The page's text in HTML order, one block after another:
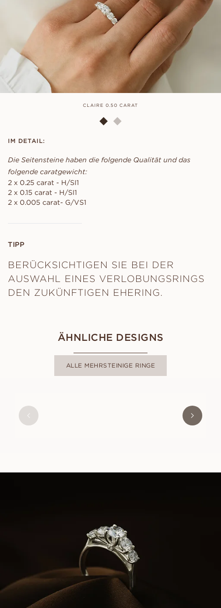
CLAIRE 0.50 CARAT
IM DETAIL:
Die Seitensteine ​​haben die folgende Qualität und das
folgende caratgewicht:
2 x 0.25 carat - H/SI1
2 x 0.15 carat - H/SI1
2 x 0.005 carat- G/VS1
TIPP
BERÜCKSICHTIGEN SIE BEI DER
AUSWAHL EINES VERLOBUNGSRINGS
DEN ZUKÜNFTIGEN EHERING.
ÄHNLICHE DESIGNS
ALLE MEHRSTEINIGE RINGE